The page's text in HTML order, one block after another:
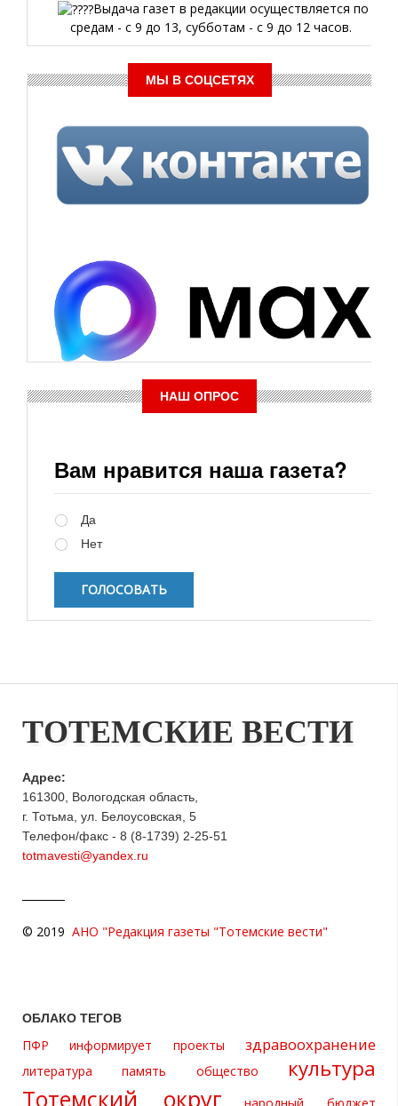
Выдача газет в редакции осуществляется по
средам - с 9 до 13, субботам - с 9 до 12 часов.
МЫ В СОЦСЕТЯХ
НАШ ОПРОС
Вам нравится наша газета?
Да
Нет
ТОТЕМСКИЕ ВЕСТИ
Адрес:
161300, Вологодская область,
г. Тотьма, ул. Белоусовская, 5
Телефон/факс - 8 (8-1739) 2-25-51
totmavesti@yandex.ru
© 2019 АНО "Редакция газеты "Тотемские вести"
ОБЛАКО ТЕГОВ
ПФР информирует проекты здравоохранение
литература память общество культура
Тотемский округ